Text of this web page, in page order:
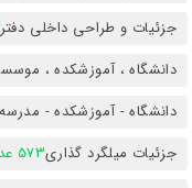
جزئیات و طراحی داخلی دفتر
دانشگاه ، آموزشکده ،
دانشگاه - آموزشکده -
جزئیات میلگرد گذاری573 عدد